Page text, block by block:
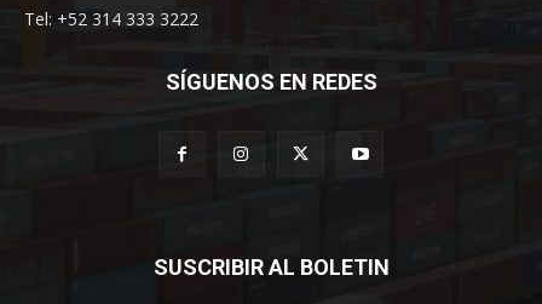
Tel: +52 314 333 3222
SÍGUENOS EN REDES
SUSCRIBIR AL BOLETIN